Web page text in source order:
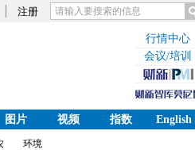
注册
行情中心
会议/培训
图片 视频 指数
English
环境